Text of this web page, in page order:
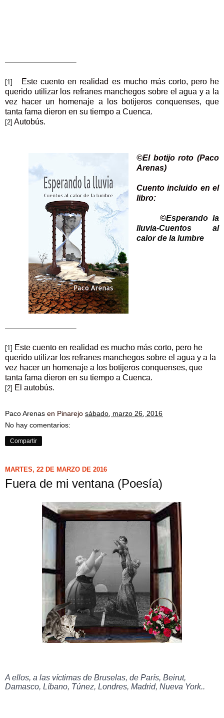
[1]
Este cuento en realidad es mucho más corto, pero he
querido utilizar los refranes manchegos sobre el agua y a la
vez hacer un homenaje a los botijeros conquenses, que
tanta fama dieron en su tiempo a Cuenca.
[2] Autobús.
©El botijo roto (Paco
Arenas)
Cuento incluido en el
libro:
©Esperando la
lluvia-Cuentos al
calor de la lumbre
[1] Este cuento en realidad es mucho más corto, pero he
querido utilizar los refranes manchegos sobre el agua y a la
vez hacer un homenaje a los botijeros conquenses, que
tanta fama dieron en su tiempo a Cuenca.
[2] El autobús.
Paco Arenas en Pinarejo sábado, marzo 26, 2016
No hay comentarios:
Compartir
MARTES, 22 DE MARZO DE 2016
Fuera de mi ventana (Poesía)
A ellos, a las víctimas de Bruselas, de París, Beirut,
Damasco, Líbano, Túnez, Londres, Madrid, Nueva York..